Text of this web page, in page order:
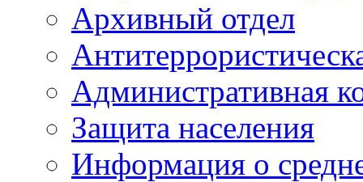
Архивный отдел
Административная
Защита населения
Информация о